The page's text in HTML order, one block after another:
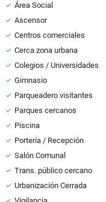
Área Social
Ascensor
Centros comerciales
Cerca zona urbana
Colegios / Universidades
Gimnasio
Parqueadero visitantes
Parques cercanos
Piscina
Portería / Recepción
Salón Comunal
Trans. público cercano
Urbanización Cerrada